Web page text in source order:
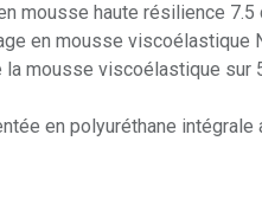
mousse haute résilience 7.5
en mousse viscoélastique
la mousse viscoélastique sur
en polyuréthane intégrale